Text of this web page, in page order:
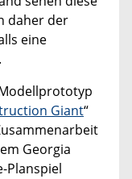
daher der
eine
Giant“
Georgia
Planspiel